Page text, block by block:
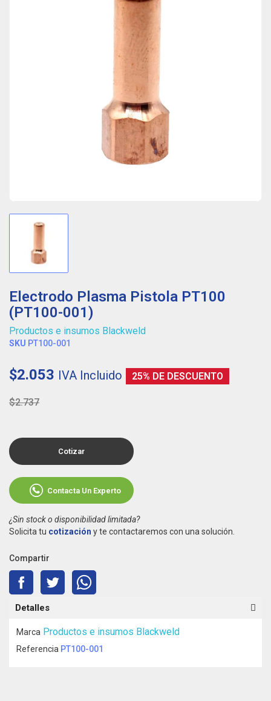
Electrodo Plasma Pistola PT100
(PT100-001)
Productos e insumos Blackweld
SKU PT100-001
$2.053 IVA Incluido 25% DE DESCUENTO
$2.737
Cotizar
Contacta Un Experto
¿Sin stock o disponibilidad limitada?
Solicita tu cotización y te contactaremos con una solución.
Compartir
Detalles
Marca Productos e insumos Blackweld
Referencia PT100-001